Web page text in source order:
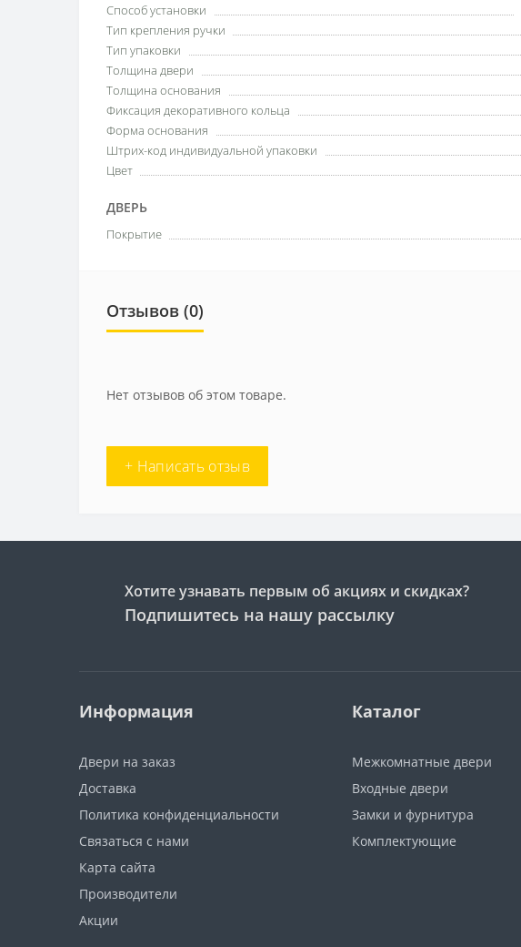
Способ установки
Тип крепления ручки
Тип упаковки
Толщина двери
Толщина основания
Фиксация декоративного кольца
Форма основания
Штрих-код индивидуальной упаковки
Цвет
ДВЕРЬ
Покрытие
Отзывов (0)
Нет отзывов об этом товаре.
+ Написать отзыв
Хотите узнавать первым об акциях и скидках?
Подпишитесь на нашу рассылку
Информация
Двери на заказ
Доставка
Политика конфиденциальности
Связаться с нами
Карта сайта
Производители
Акции
Каталог
Межкомнатные двери
Входные двери
Замки и фурнитура
Комплектующие